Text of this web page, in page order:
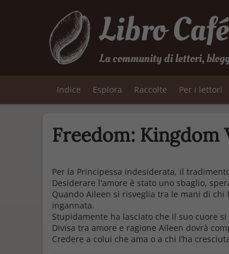
Libro Café
La community di lettori,
Indice Esplora Raccolte Per i lettori
Freedom: Kingdom
Per la Principessa indesiderata, il
Desiderare l'amore è stato uno sbaglio,
Quando Aileen si risveglia tra le mani di
ingannata.
Stupidamente ha lasciato che il suo cuore
Divisa tra amore e ragione Aileen dovrà
Credere a colui che ama o a chi l’ha